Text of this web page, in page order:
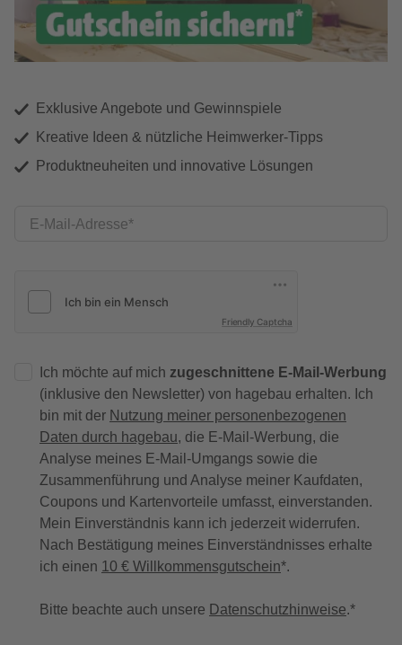
Exklusive Angebote und Gewinnspiele
Kreative Ideen & nützliche Heimwerker-Tipps
Produktneuheiten und innovative Lösungen
E-Mail-Adresse
Friendly Captcha
Ich möchte auf mich zugeschnittene E-Mail-Werbung
(inklusive den Newsletter) von hagebau erhalten. Ich
bin mit der Nutzung meiner personenbezogenen
Daten durch hagebau, die E-Mail-Werbung, die
Analyse meines E-Mail-Umgangs sowie die
Zusammenführung und Analyse meiner Kaufdaten,
Coupons und Kartenvorteile umfasst, einverstanden.
Mein Einverständnis kann ich jederzeit widerrufen.
Nach Bestätigung meines Einverständnisses erhalte
ich einen 10 € Willkommensgutschein*.
Bitte beachte auch unsere Datenschutzhinweise.